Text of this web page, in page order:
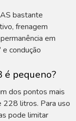
bastante
frenagem
em
condução
é pequeno?
dos pontos mais
228 litros. Para uso
pode limitar